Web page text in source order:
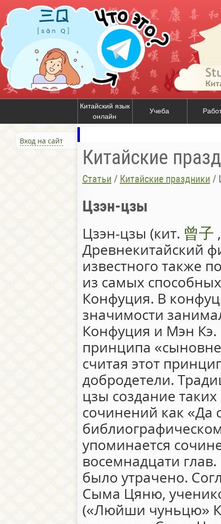
Китайский язык
онлайн
Учеба
Вход на сайт
Китайские
Статьи / Китайские праздники /
Цзэн-цзы
Цзэн-цзы (кит. 曾子
Древнекитайский
известного также
из самых
Конфуция. В
значимости
Конфуция и Мэн
принципа
считая этот
добродетели.
цзы создание
сочинений как «Да
упоминается
восемнадцати
было утрачено.
Сыма Цяню,
(«Люйши чуньцю»